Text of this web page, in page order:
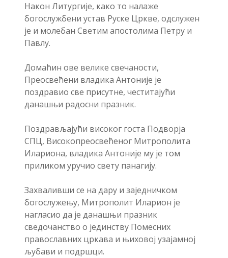
Након Литургије, како то налаже
богослужбени устав Руске Цркве, одслужен
је и молебан Светим апостолима Петру и
Павлу.
Домаћин ове велике свечаности,
Преосвећени владика Антоније је
поздравио све присутне, честитајући
данашњи радосни празник.
Поздрављајући високог госта Подворја
СПЦ, Високопреосвећеног Митрополита
Илариона, владика Антоније му је том
приликом уручио свету панагију.
Захваливши се на дару и заједничком
богослужењу, Митрополит Иларион је
нагласио да је данашњи празник
сведочанство о јединству Помесних
православних цркава и њиховој узајамној
љубави и подршци.